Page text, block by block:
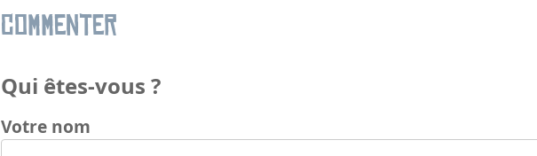
Commenter
Qui êtes-vous ?
Votre nom